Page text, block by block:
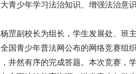
青少年学习法治知识、增强法治意
副校长为组长，学生发展处、班
国青少年普法网公布的网络竞赛组
井然有序的完成答题。本次竞赛，